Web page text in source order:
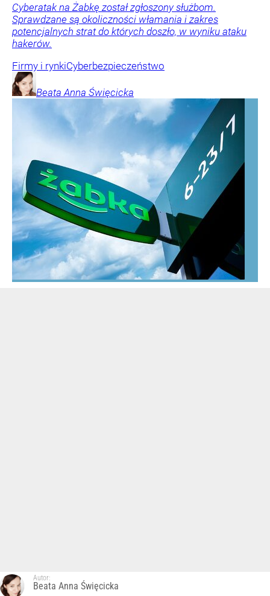
Cyberatak na Żabkę został zgłoszony służbom.
Sprawdzane są okoliczności włamania i zakres
potencjalnych strat do których doszło, w wyniku ataku
hakerów.
Firmy i rynkiCyberbezpieczeństwo
Beata Anna Święcicka
Autor:
Beata Anna Święcicka